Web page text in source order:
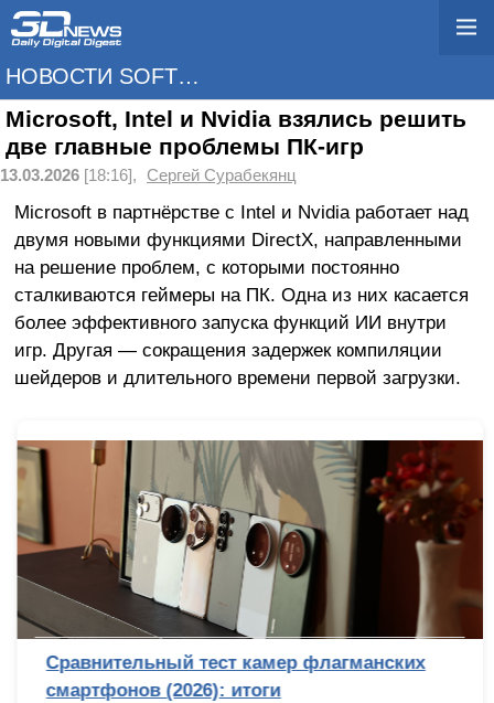
НОВОСТИ SOFTWARE
Microsoft, Intel и Nvidia взялись решить
две главные проблемы ПК-игр
13.03.2026 [18:16], Сергей Сурабекянц
Microsoft в партнёрстве с Intel и Nvidia работает над
двумя новыми функциями DirectX, направленными
на решение проблем, с которыми постоянно
сталкиваются геймеры на ПК. Одна из них касается
более эффективного запуска функций ИИ внутри
игр. Другая — сокращения задержек компиляции
шейдеров и длительного времени первой загрузки.
Сравнительный тест камер флагманских
смартфонов (2026): итоги